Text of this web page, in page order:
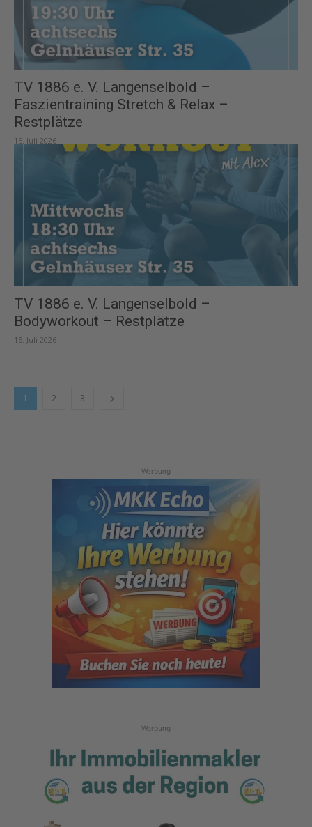
TV 1886 e. V. Langenselbold –
Faszientraining Stretch & Relax –
Restplätze
15. Juli 2026
TV 1886 e. V. Langenselbold –
Bodyworkout – Restplätze
15. Juli 2026
1 2 3
Werbung
Werbung